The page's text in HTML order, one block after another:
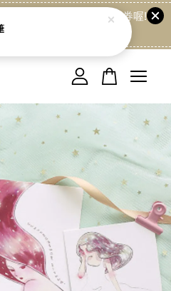
領取專屬折扣券喔!
我
前還是空的。